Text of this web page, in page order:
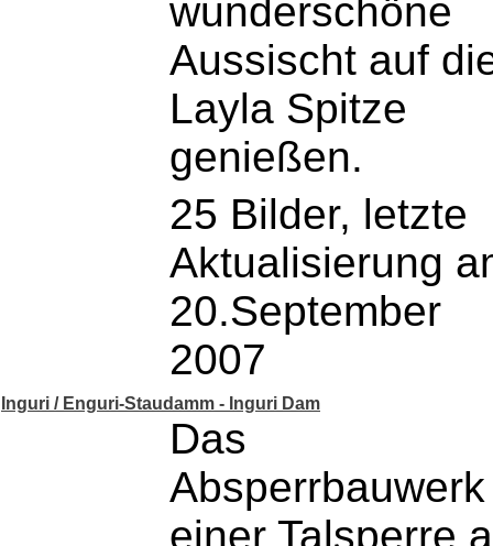
wunderschöne
Aussischt auf
Layla Spitze
genießen.
25 Bilder, letzte
Aktualisierung
20.September
2007
Inguri / Enguri-Staudamm - Inguri Dam
Das
Absperrbauwerk
einer Talsperre